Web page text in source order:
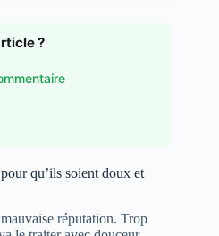
?
qu’ils soient doux et
réputation. Trop